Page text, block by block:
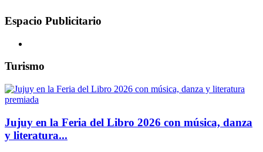
Espacio Publicitario
Turismo
Jujuy en la Feria del Libro 2026 con música, danza
y literatura...